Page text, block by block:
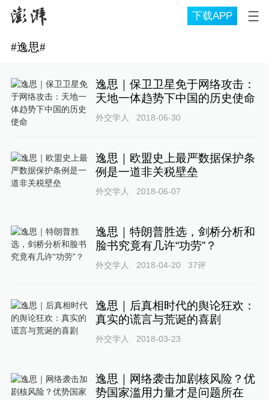
下载APP
#逸思#
逸思｜保卫卫星免于网络攻击：
天地一体趋势下中国的历史使命
外交学人 2018-06-30
逸思｜欧盟史上最严数据保护条
例是一道非关税壁垒
外交学人 2018-06-07
逸思｜特朗普胜选，剑桥分析和
脸书究竟有几许“功劳”？
外交学人 2018-04-20 37评
逸思｜后真相时代的舆论狂欢：
真实的谎言与荒诞的喜剧
外交学人 2018-03-23
逸思｜网络袭击加剧核风险？优
势国家滥用力量才是问题所在